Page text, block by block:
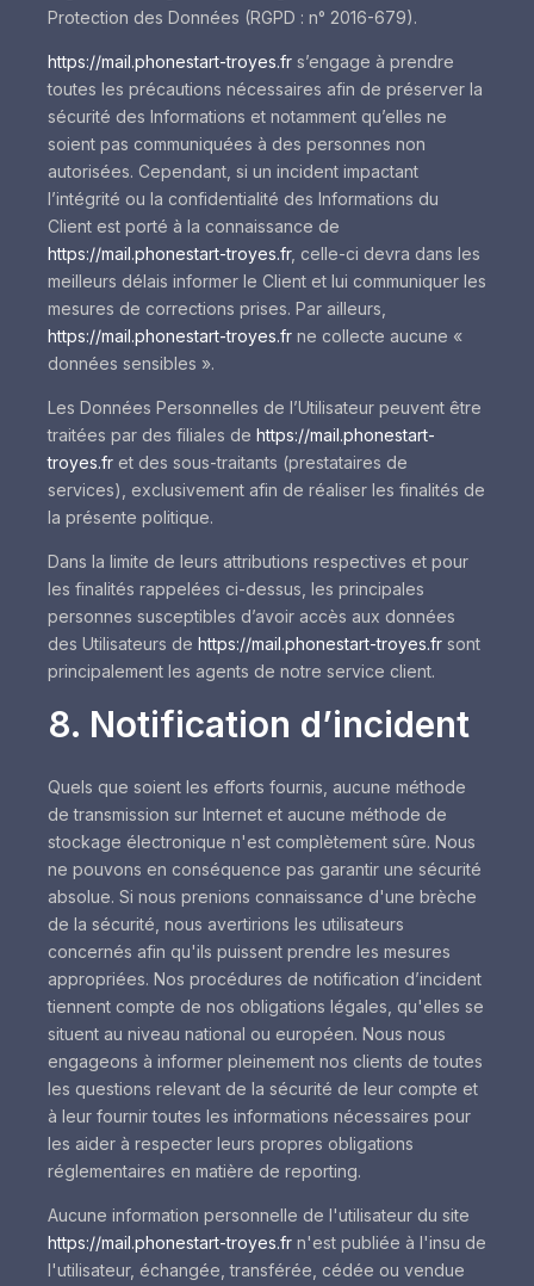
Protection des Données (RGPD : n° 2016-679).
https://mail.phonestart-troyes.fr s’engage à prendre
toutes les précautions nécessaires afin de préserver la
sécurité des Informations et notamment qu’elles ne
soient pas communiquées à des personnes non
autorisées. Cependant, si un incident impactant
l’intégrité ou la confidentialité des Informations du
Client est porté à la connaissance de
https://mail.phonestart-troyes.fr, celle-ci devra dans les
meilleurs délais informer le Client et lui communiquer les
mesures de corrections prises. Par ailleurs,
https://mail.phonestart-troyes.fr ne collecte aucune «
données sensibles ».
Les Données Personnelles de l’Utilisateur peuvent être
traitées par des filiales de https://mail.phonestart-
troyes.fr et des sous-traitants (prestataires de
services), exclusivement afin de réaliser les finalités de
la présente politique.
Dans la limite de leurs attributions respectives et pour
les finalités rappelées ci-dessus, les principales
personnes susceptibles d’avoir accès aux données
des Utilisateurs de https://mail.phonestart-troyes.fr sont
principalement les agents de notre service client.
8. Notification d’incident
Quels que soient les efforts fournis, aucune méthode
de transmission sur Internet et aucune méthode de
stockage électronique n'est complètement sûre. Nous
ne pouvons en conséquence pas garantir une sécurité
absolue. Si nous prenions connaissance d'une brèche
de la sécurité, nous avertirions les utilisateurs
concernés afin qu'ils puissent prendre les mesures
appropriées. Nos procédures de notification d’incident
tiennent compte de nos obligations légales, qu'elles se
situent au niveau national ou européen. Nous nous
engageons à informer pleinement nos clients de toutes
les questions relevant de la sécurité de leur compte et
à leur fournir toutes les informations nécessaires pour
les aider à respecter leurs propres obligations
réglementaires en matière de reporting.
Aucune information personnelle de l'utilisateur du site
https://mail.phonestart-troyes.fr n'est publiée à l'insu de
l'utilisateur, échangée, transférée, cédée ou vendue